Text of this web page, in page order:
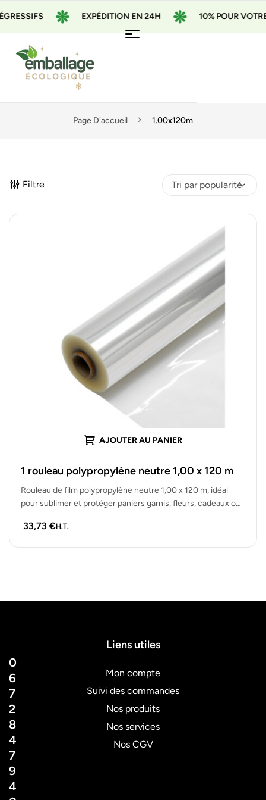
EXPÉDITION EN 24H 10% POUR
Page D'accueil 1.00x120m
Filtre
AJOUTER AU PANIER
1 rouleau polypropylène neutre 1,00 x 120 m
Rouleau de film polypropylène neutre 1,00 x 120 m, idéal
pour sublimer et protéger paniers garnis, fleurs, cadeaux ou
33,73 €H.T.
0
6
7
2
8
4
7
9
4
Liens utiles
Mon compte
Suivi des commandes
Nos produits
Nos services
Nos CGV